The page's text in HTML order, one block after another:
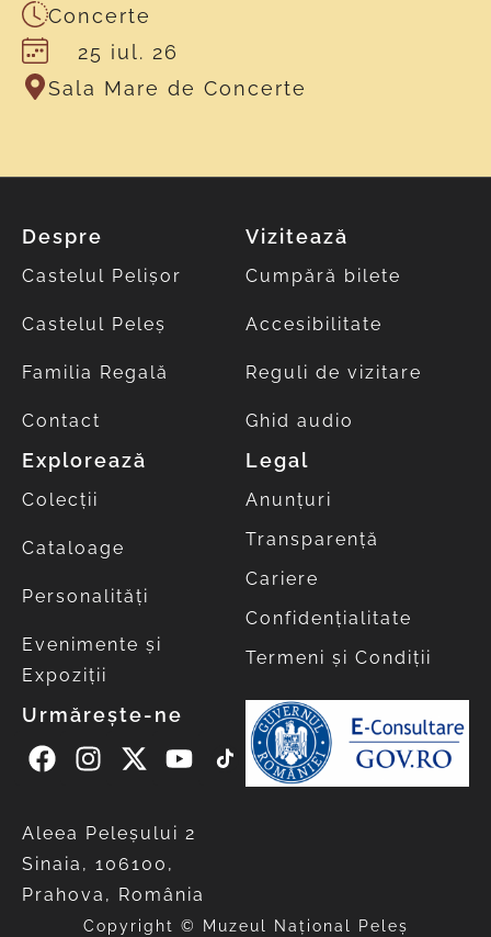
Concerte
25 iul. 26
Sala Mare de Concerte
Despre
Castelul Pelișor
Castelul Peleș
Familia Regală
Contact
Vizitează
Cumpără bilete
Accesibilitate
Reguli de vizitare
Ghid audio
Explorează
Colecții
Cataloage
Personalități
Evenimente și
Expoziții
Legal
Anunțuri
Transparență
Cariere
Confidențialitate
Termeni și Condiții
Urmărește-ne
Aleea Peleşului 2
Sinaia, 106100,
Prahova, România
Copyright © Muzeul Național Peleș